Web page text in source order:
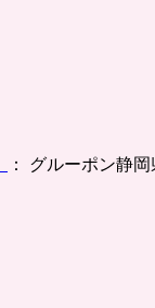
： グルーポン静岡